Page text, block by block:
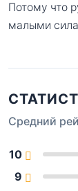
Потому что
малыми
Средний
10
9